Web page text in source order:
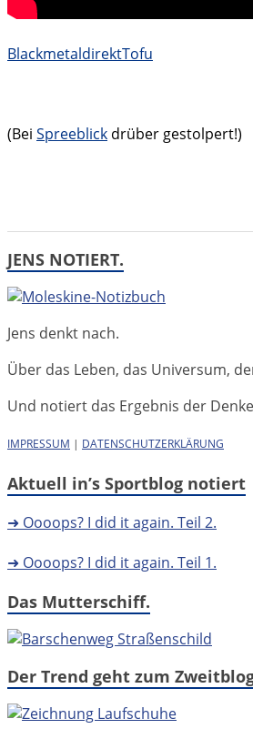
BlackmetaldirektTofu
(Bei Spreeblick drüber gestolpert!)
JENS NOTIERT.
Jens denkt nach.
Über das Leben, das Universum,
Und notiert das Ergebnis der
IMPRESSUM | DATENSCHUTZERKLÄRUNG
Aktuell in’s Sportblog notiert
➜ Oooops? I did it again. Teil 2.
➜ Oooops? I did it again. Teil 1.
Das Mutterschiff.
Der Trend geht zum